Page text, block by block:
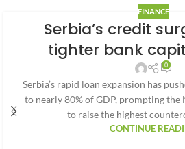
FINANCE
Serbia’s credit
tighter bank
0
Serbia’s rapid loan expansion has
to nearly 80% of GDP, prompting the
to raise the highest
CONTINUE